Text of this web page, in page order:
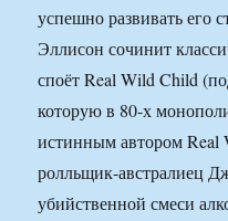
успешно развивать его
Эллисон сочинит
споёт Real Wild Child
которую в 80-х
истинным автором Real
ролльщик-австралиец
убийственной смеси